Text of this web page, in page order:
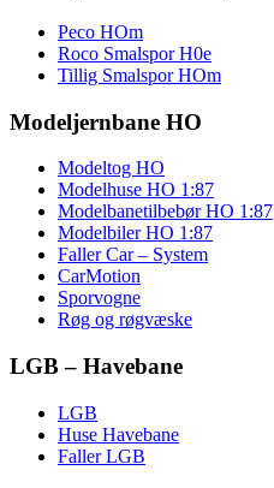
Peco HOm
Roco Smalspor H0e
Tillig Smalspor HOm
Modeljernbane HO
Modeltog HO
Modelhuse HO 1:87
Modelbanetilbebør HO 1:87
Modelbiler HO 1:87
Faller Car – System
CarMotion
Sporvogne
Røg og røgvæske
LGB – Havebane
LGB
Huse Havebane
Faller LGB